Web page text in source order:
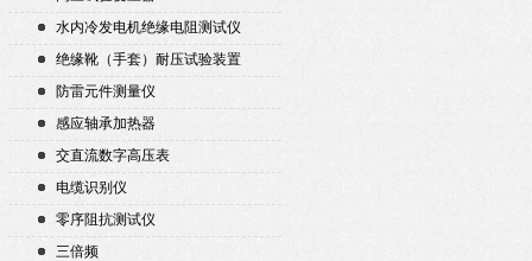
水内冷发电机绝缘电阻测试仪
绝缘靴（手套）耐压试验装置
防雷元件测量仪
感应轴承加热器
交直流数字高压表
电缆识别仪
零序阻抗测试仪
三倍频